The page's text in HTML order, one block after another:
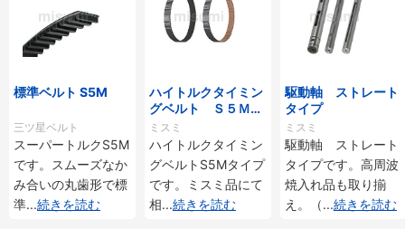
標準ベルト S5M
三ツ星ベルト
スーパートルクS5M
です。スムーズなか
み合いの丸歯形で標
準...続きを読む
ハイトルクタイミン
グベルト Ｓ５Ｍタ
イプ
ミスミ
ハイトルクタイミン
グベルトS5Mタイプ
です。ミスミ品にて
相...続きを読む
駆動軸 ストレート
タイプ
ミスミ
駆動軸 ストレート
タイプです。高周波
焼入れ品も取り揃
え。（...続きを読む